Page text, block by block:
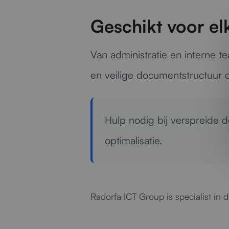
Geschikt voor
Van administratie en interne
en veilige documentstructuur
Hulp nodig bij verspreide
optimalisatie.
Radorfa ICT Group is specialist in